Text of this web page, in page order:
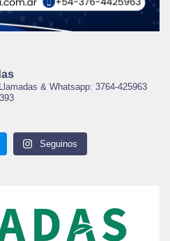
& Whatsapp: 3764-425963
Seguinos